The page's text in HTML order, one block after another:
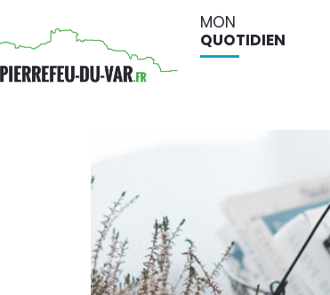
MON
QUOTIDIEN